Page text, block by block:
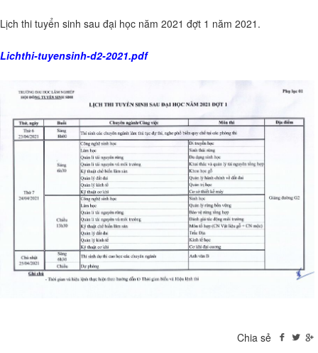
Lịch thi tuyển sinh sau đại học năm 2021 đợt 1 năm 2021.
Lichthi-tuyensinh-d2-2021.pdf
Chia sẻ